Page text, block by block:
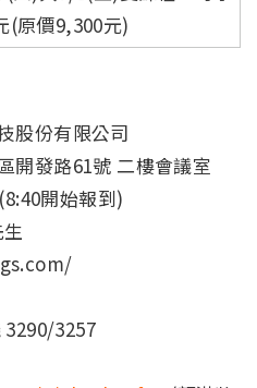
(原價9,300元)
股份有限公司
開發路61號 二樓會議室
開始報到)
3290/3257